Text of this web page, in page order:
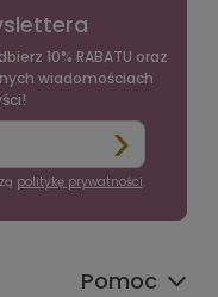
10% RABATU oraz
wiadomościach
politykę prywatności.
Pomoc